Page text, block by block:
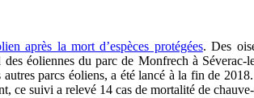
après la mort d’espèces protégées.Des
éoliennes du parc de Monfrech à
parcs éoliens, a été lancé à la fin de
ce suivi a relevé 14 cas de mortalité de